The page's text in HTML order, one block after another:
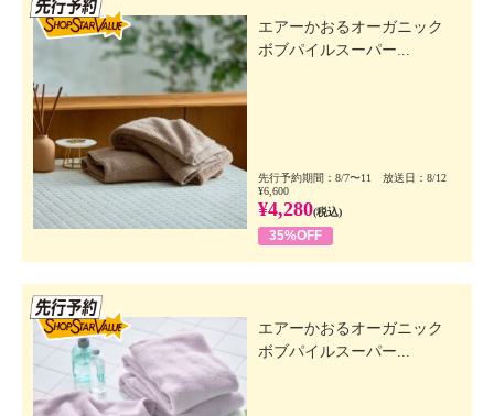
エアーかおるオーガニック
ボブパイルスーパー...
先行予約期間：8/7〜11 放送日：8/12
¥6,600
¥4,280(税込)
35%OFF
エアーかおるオーガニック
ボブパイルスーパー...